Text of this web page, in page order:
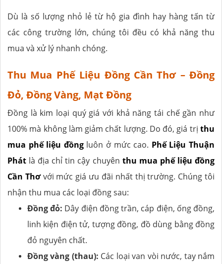
Dù là số lượng nhỏ lẻ từ hộ gia đình hay hàng tấn từ
các công trường lớn, chúng tôi đều có khả năng thu
mua và xử lý nhanh chóng.
Thu Mua Phế Liệu Đồng Cần Thơ – Đồng
Đỏ, Đồng Vàng, Mạt Đồng
Đồng là kim loại quý giá với khả năng tái chế gần như
100% mà không làm giảm chất lượng. Do đó, giá trị thu
mua phế liệu đồngluôn ở mức cao. Phế Liệu Thuận
Phát là địa chỉ tin cậy chuyên thu mua phế liệu đồng
Cần Thơvới mức giá ưu đãi nhất thị trường. Chúng tôi
nhận thu mua các loại đồng sau:
Đồng đỏ: Dây điện đồng trần, cáp điện, ống đồng,
linh kiện điện tử, tượng đồng, đồ dùng bằng đồng
đỏ nguyên chất.
Đồng vàng (thau): Các loại van vòi nước, tay nắm